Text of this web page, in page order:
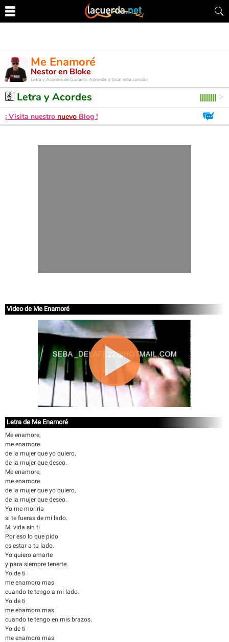
Me Enamoré
Nestor en Bloke
Letra y Acordes de Guitarra. Aprende a tocar esta canción
Letra y Acordes
¡ Visita nuestro nuevo Blog !
Video de Me Enamoré
Letra de Me Enamoré
Me enamore,
me enamore
de la mujer que yo quiero,
de la mujer que deseo.
Me enamore,
me enamore
de la mujer que yo quiero,
de la mujer que deseo.
Yo me moriria
si te fueras de mi lado.
Mi vida sin ti
Por eso lo que pido
es estar a tu lado.
Yo quiero amarte
y para siempre tenerte.
Yo de ti
me enamoro mas
cuando te tengo a mi lado.
Yo de ti
me enamoro mas
cuando te tengo en mis brazos.
Yo de ti
me enamoro mas